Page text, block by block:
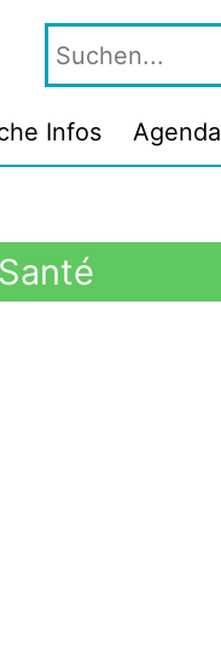
Infos Agenda